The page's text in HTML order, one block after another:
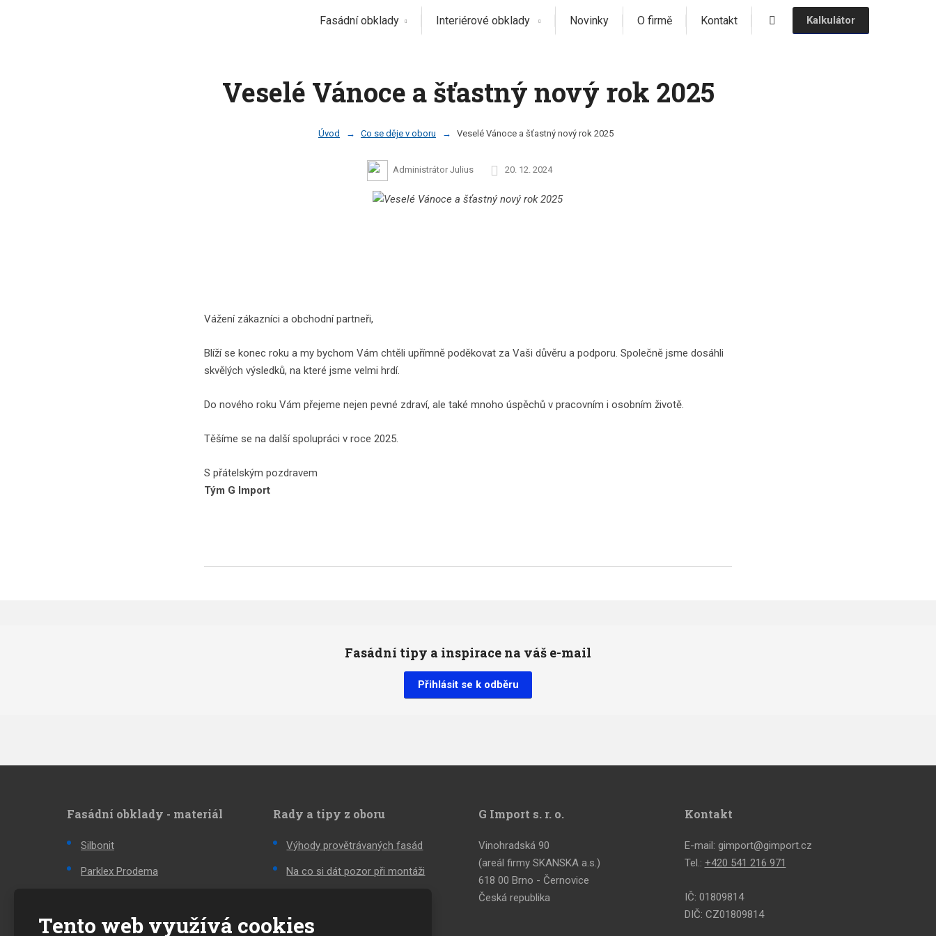
Fasádní obklady Interiérové obklady Novinky O firmě Kontakt Kalkulátor
Veselé Vánoce a šťastný nový rok 2025
Úvod Co se děje v oboru Veselé Vánoce a šťastný nový rok 2025
Administrátor Julius 20. 12. 2024
Vážení zákazníci a obchodní partneři,
Blíží se konec roku a my bychom Vám chtěli upřímně poděkovat za Vaši důvěru a podporu. Společně jsme dosáhli
skvělých výsledků, na které jsme velmi hrdí.
Do nového roku Vám přejeme nejen pevné zdraví, ale také mnoho úspěchů v pracovním i osobním životě.
Těšíme se na další spolupráci v roce 2025.
S přátelským pozdravem
Tým G Import
Fasádní tipy a inspirace na váš e-mail
Přihlásit se k odběru
Fasádní obklady - materiál
Silbonit
Parklex Prodema
Albond
Rady a tipy z oboru
Výhody provětrávaných fasád
Na co si dát pozor při montáži
G Import s. r. o.
Vinohradská 90
(areál firmy SKANSKA a.s.)
618 00 Brno - Černovice
Česká republika
Kontakt
E-mail: gimport@gimport.cz
Tel.: +420 541 216 971
IČ: 01809814
DIČ: CZ01809814
Tento web využívá cookies